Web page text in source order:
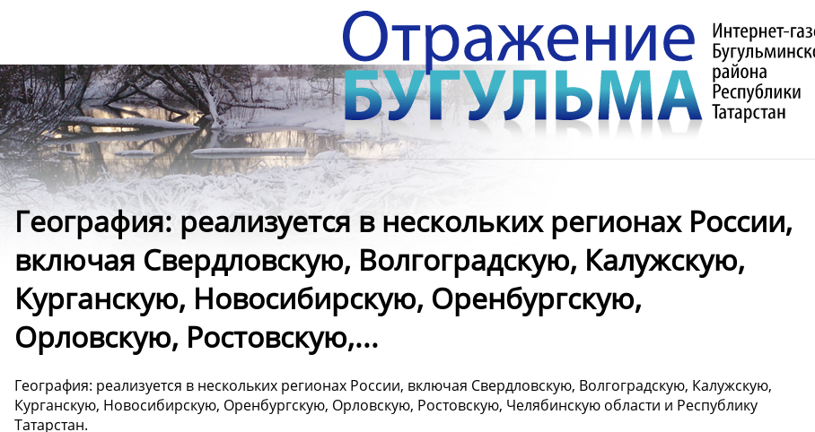
География: реализуется в нескольких регионах России,
включая Свердловскую, Волгоградскую, Калужскую,
Курганскую, Новосибирскую, Оренбургскую,
Орловскую, Ростовскую,...
География: реализуется в нескольких регионах России, включая Свердловскую, Волгоградскую, Калужскую,
Курганскую, Новосибирскую, Оренбургскую, Орловскую, Ростовскую, Челябинскую области и Республику
Татарстан.